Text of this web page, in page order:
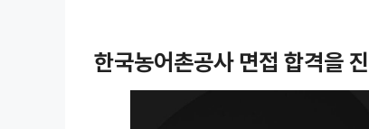
한국농어촌공사 면접 합격을